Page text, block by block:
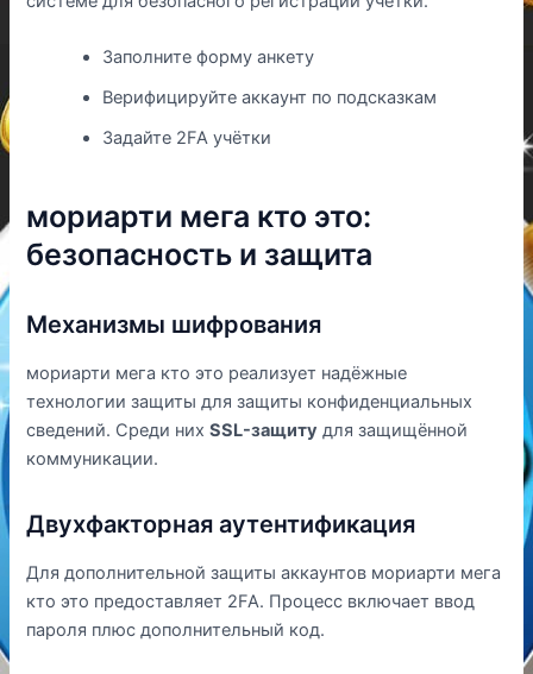
Заполните форму анкету
Верифицируйте аккаунт по подсказкам
Задайте 2FA учётки
мориарти мега кто это:
безопасность и защита
Механизмы шифрования
мориарти мега кто это реализует надёжные
технологии защиты для защиты конфиденциальных
сведений. Среди нихSSL-защиту для защищённой
коммуникации.
Двухфакторная аутентификация
Для дополнительной защиты аккаунтов мориарти мега
кто это предоставляет 2FA. Процесс включает ввод
пароля плюс дополнительный код.